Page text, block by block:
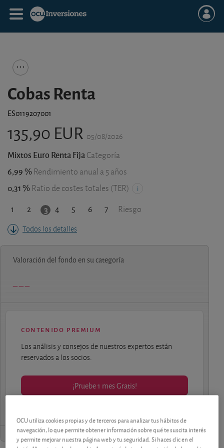
Cobas Renta
ES0119207001
135,90 EUR 05/08/2026
Mixtos Euro Renta FijaCategoría
6,99 % Rendimiento anual a 5 años
0,31 % Ratio de costes totales (TER)
1 2 3 4 5 6 7 Riesgo
Todos los detalles
Valoración del fondo en su categoría
contenido premium
Los análisis y consejos de nuestros expertos están
reservados a los socios.
¡Pruebe 1 mes Gratis!
OCU utiliza cookies propias y de terceros para analizar tus hábitos de
navegación, lo que permite obtener información sobre qué te suscita interés
y permite mejorar nuestra página web y tu seguridad. Si haces clic en el